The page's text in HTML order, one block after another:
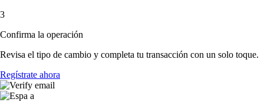
3
Confirma la operación
Revisa el tipo de cambio y completa tu transacción con un solo toque.
Regístrate ahora